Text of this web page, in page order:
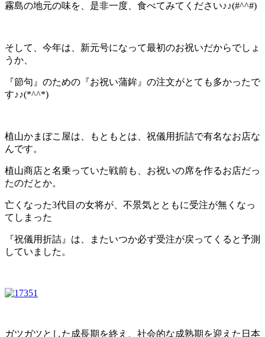
霧島の地元の味を、是非一度、食べてみてください♪♪(#^^#)
そして、今年は、新元号になって最初のお祝いだからでしょ
うか、
『節句』のための『お祝い蒲鉾』の注文がとても多かったで
す♪♪(*^^*)
植山かまぼこ屋は、もともとは、祝儀用折詰で有名なお店な
んです。
植山商店と名乗っていた戦前も、お祝いの席を作るお店だっ
たのだとか。
亡くなった3代目の女将が、不景気とともに受注が無くなっ
てしまった
『祝儀用折詰』は、またいつか必ず受注が戻ってくると予測
していました。
ガツガツとした成長期を終え、社会的な成熟期を迎えた日本